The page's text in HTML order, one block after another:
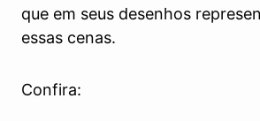
que em seus desenhos
essas cenas.
Confira: